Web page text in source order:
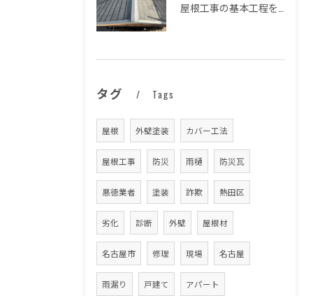
タグ Tags
屋根 外壁塗装 カバー工法
屋根工事 防災 雨樋 防災瓦
悪徳業者 塗装 詐欺 熱田区
劣化 診断 外壁 屋根材
名古屋市 修理 現場 名古屋
雨漏り 戸建て アパート